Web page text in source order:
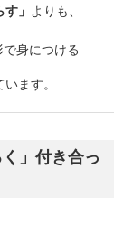
」 よりも、
身につける
ます。
」付き合っ